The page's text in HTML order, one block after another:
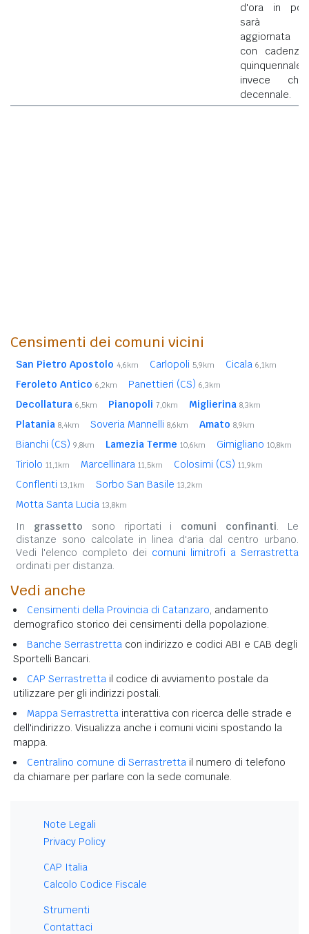
d'ora in poi
sarà
aggiornata
con cadenza
quinquennale
invece che
decennale.
Censimenti dei comuni vicini
San Pietro Apostolo 4,6km Carlopoli 5,9km Cicala 6,1km
Feroleto Antico 6,2km Panettieri (CS) 6,3km
Decollatura 6,5km Pianopoli 7,0km Miglierina 8,3km
Platania 8,4km Soveria Mannelli 8,6km Amato 8,9km
Bianchi (CS) 9,8km Lamezia Terme 10,6km Gimigliano 10,8km
Tiriolo 11,1km Marcellinara 11,5km Colosimi (CS) 11,9km
Conflenti 13,1km Sorbo San Basile 13,2km
Motta Santa Lucia 13,8km
In grassetto sono riportati i comuni confinanti. Le
distanze sono calcolate in linea d'aria dal centro urbano.
Vedi l'elenco completo dei comuni limitrofi a Serrastretta
ordinati per distanza.
Vedi anche
Censimenti della Provincia di Catanzaro, andamento
demografico storico dei censimenti della popolazione.
Banche Serrastretta con indirizzo e codici ABI e CAB degli
Sportelli Bancari.
CAP Serrastretta il codice di avviamento postale da
utilizzare per gli indirizzi postali.
Mappa Serrastretta interattiva con ricerca delle strade e
dell'indirizzo. Visualizza anche i comuni vicini spostando la
mappa.
Centralino comune di Serrastretta il numero di telefono
da chiamare per parlare con la sede comunale.
Note Legali
Privacy Policy
CAP Italia
Calcolo Codice Fiscale
Strumenti
Contattaci